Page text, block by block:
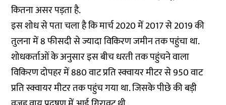
कितना असर पड़ता है.
इस शोध से पता चला है कि मार्च 2020 में 2017 से 2019 की
तुलना में 8 फीसदी से ज्यादा विकिरण जमीन तक पहुंचा था.
शोधकर्ताओं के अनुसार इस बीच धरती तक पहुंचने वाला
विकिरण दोपहर में 880 वाट प्रति स्क्वायर मीटर से 950 वाट
प्रति स्क्वायर मीटर तक पहुंच गया था. जिसके पीछे की बड़ी